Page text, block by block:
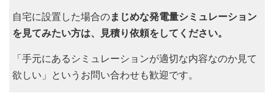
自宅に設置した場合のまじめな発電量シミュレーション
を見てみたい方は、見積り依頼をしてください。
「手元にあるシミュレーションが適切な内容なのか見て
欲しい」というお問い合わせも歓迎です。